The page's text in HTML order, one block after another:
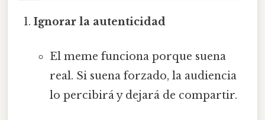
Ignorar la autenticidad
El meme funciona porque suena
real. Si suena forzado, la audiencia
lo percibirá y dejará de compartir.